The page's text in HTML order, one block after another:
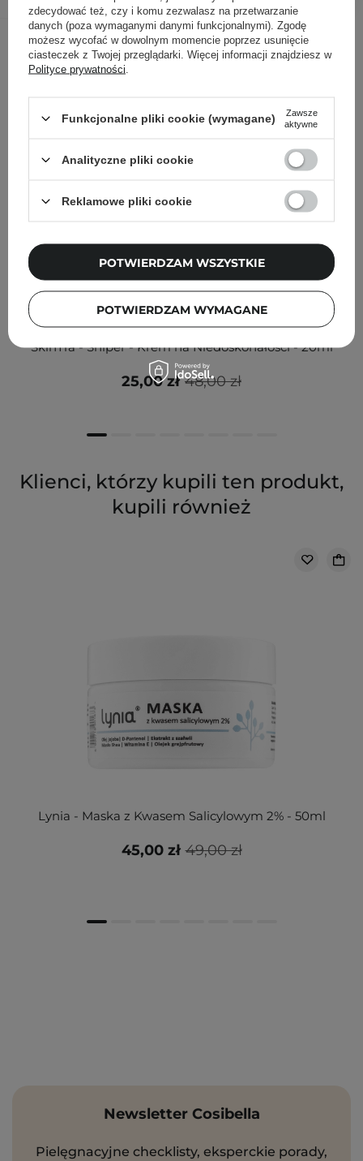
Inni klienci sprawdzali również
SkinTra - Sniper - Krem na Niedoskonałości - 20ml
48,00 zł
25,00 zł
Klienci, którzy kupili ten produkt,
kupili również
Lynia - Maska z Kwasem Salicylowym 2% - 50ml
49,00 zł
45,00 zł
Newsletter Cosibella
Pielęgnacyjne checklisty, eksperckie porady,
zdecydować też, czy i komu zezwalasz na przetwarzanie
danych (poza wymaganymi danymi funkcjonalnymi). Zgodę
możesz wycofać w dowolnym momencie poprzez usunięcie
ciasteczek z Twojej przeglądarki. Więcej informacji znajdziesz w
Polityce prywatności
Funkcjonalne pliki cookie (wymagane)
Zawsze
aktywne
Analityczne pliki cookie
Reklamowe pliki cookie
POTWIERDZAM WYMAGANE
POTWIERDZAM WSZYSTKIE